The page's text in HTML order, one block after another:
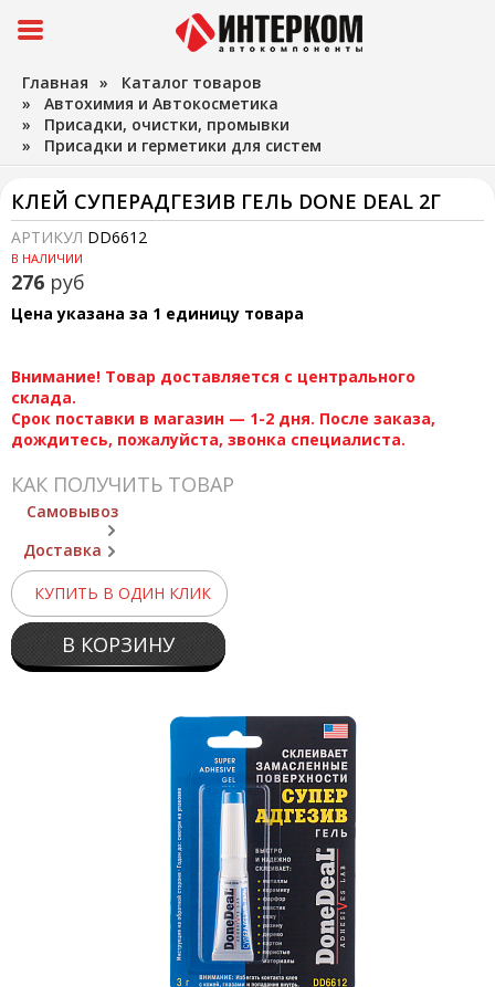
Главная » Каталог товаров
» Автохимия и Автокосметика
» Присадки, очистки, промывки
» Присадки и герметики для систем
КЛЕЙ СУПЕРАДГЕЗИВ ГЕЛЬ DONE DEAL 2Г
АРТИКУЛ DD6612
В НАЛИЧИИ
276 руб
Цена указана за 1 единицу товара
Внимание! Товар доставляется с центрального
склада.
Срок поставки в магазин — 1-2 дня. После заказа,
дождитесь, пожалуйста, звонка специалиста.
КАК ПОЛУЧИТЬ ТОВАР
Самовывоз
Доставка
КУПИТЬ В ОДИН КЛИК
В КОРЗИНУ